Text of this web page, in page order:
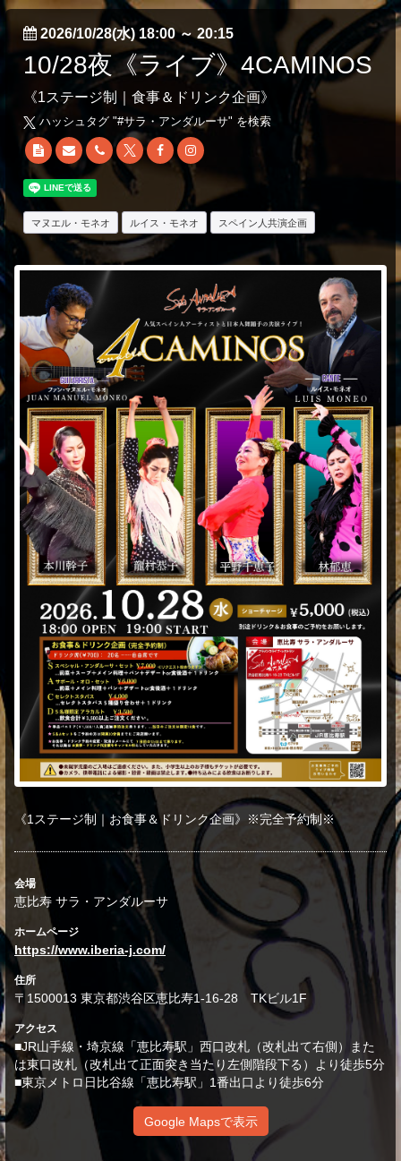
2026/10/28(水) 18:00～ 20:15
10/28夜《ライブ》4CAMINOS
《1ステージ制｜食事＆ドリンク企画》
ハッシュタグ "#サラ・アンダルーサ" を検索
マヌエル・モネオ ルイス・モネオ スペイン人共演企画
《1ステージ制｜お食事＆ドリンク企画》※完全予約制※
会場
恵比寿 サラ・アンダルーサ
ホームページ
https://www.iberia-j.com/
住所
〒1500013 東京都渋谷区恵比寿1-16-28 TKビル1F
アクセス
■JR山手線・埼京線「恵比寿駅」西口改札（改札出て右側）また
は東口改札（改札出て正面突き当たり左側階段下る）より徒歩5分
■東京メトロ日比谷線「恵比寿駅」1番出口より徒歩6分
Google Mapsで表示